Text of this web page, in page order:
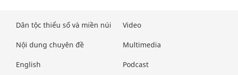
Dân tộc thiểu số và miền núi
Nội dung chuyên đề
English
Video
Multimedia
Podcast